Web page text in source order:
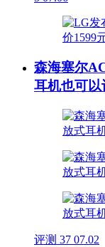
森海塞尔
耳机也可
评测 37 07.02